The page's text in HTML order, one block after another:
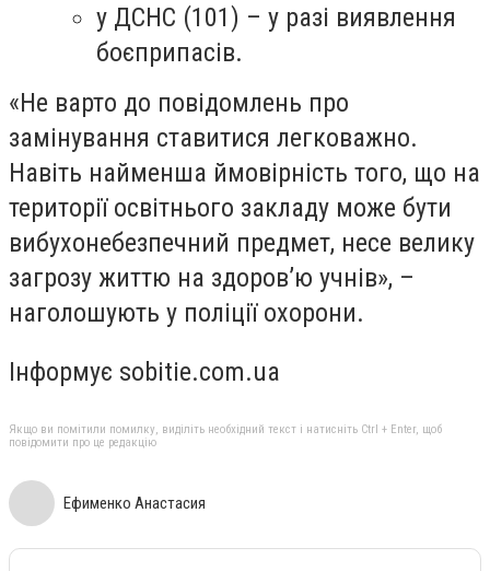
у ДСНС (101) – у разі виявлення
боєприпасів.
«Не варто до повідомлень про
замінування ставитися легковажно.
Навіть найменша ймовірність того, що на
території освітнього закладу може бути
вибухонебезпечний предмет, несе велику
загрозу життю на здоров’ю учнів», –
наголошують у поліції охорони.
Інформує sobitie.com.ua
Якщо ви помітили помилку, виділіть необхідний текст і натисніть Ctrl + Enter, щоб
повідомити про це редакцію
Ефименко Анастасия